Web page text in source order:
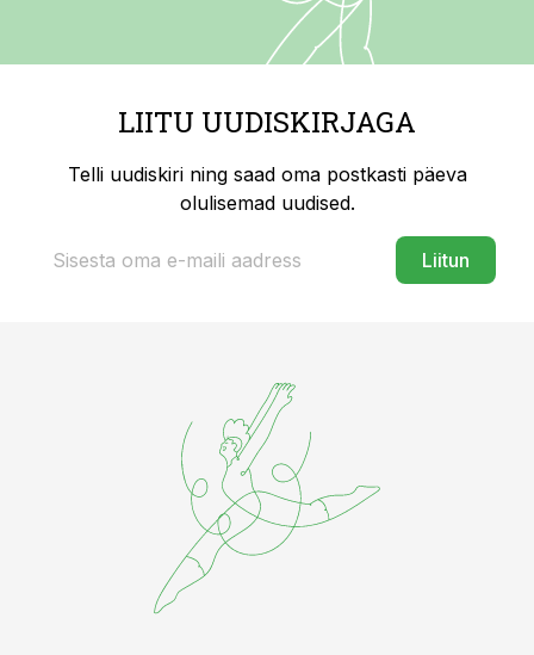
LIITU UUDISKIRJAGA
Telli uudiskiri ning saad oma postkasti päeva
olulisemad uudised.
Liitun